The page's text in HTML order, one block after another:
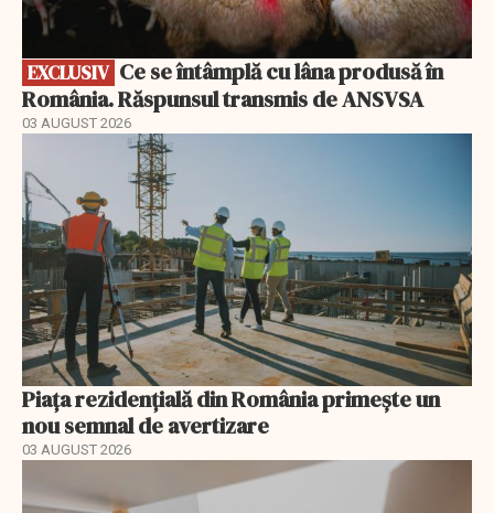
EXCLUSIV
România. Răspunsul transmis de ANSVSA
03 AUGUST 2026
Piața rezidențială din România primește un
nou semnal de avertizare
03 AUGUST 2026